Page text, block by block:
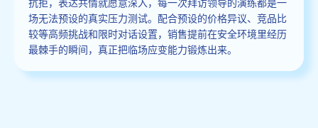
场无法预设的真实压力测试。配合预设的价格异议、竞品比
较等高频挑战和限时对话设置，销售提前在安全环境里经历
最棘手的瞬间，真正把临场应变能力锻炼出来。